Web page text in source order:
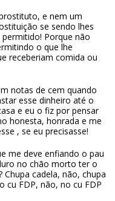
e nem um
se sendo lhes
Porque não
o que lhe
receberiam comida ou
notas de cem quando
esse dinheiro até o
e eu o fiz por pensar
honesta, honrada e me
, se eu precisasse!
me deve enfiando o pau
no chão morto ter o
cadela, não, chupa
cu FDP, não, no cu FDP